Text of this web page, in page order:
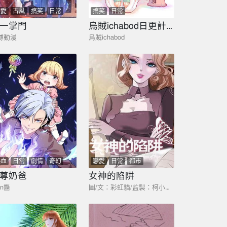
古風 搞笑
日常
奇幻
掌門
動漫
搞笑 日常
烏賊ichabod日更計劃
烏賊ichabod
日常 劇情 奇幻
奶爸
醬
戀愛 日常 都市
女神的陷阱
圖/文：彩虹貓/監製：柯小圖：彩虹貓/文：彩虹貓